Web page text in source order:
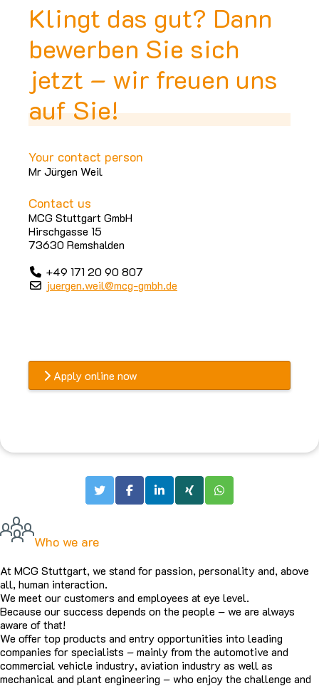
Klingt das gut? Dann
bewerben Sie sich
jetzt – wir freuen uns
auf Sie!
Your contact person
Mr Jürgen Weil
Contact us
MCG Stuttgart GmbH
Hirschgasse 15
73630 Remshalden
+49 171 20 90 807
juergen.weil@mcg-gmbh.de
Apply online now
Who we are
At MCG Stuttgart, we stand for passion, personality and, above
all, human interaction.
We meet our customers and employees at eye level.
Because our success depends on the people – we are always
aware of that!
We offer top products and entry opportunities into leading
companies for specialists – mainly from the automotive and
commercial vehicle industry, aviation industry as well as
mechanical and plant engineering – who enjoy the challenge and